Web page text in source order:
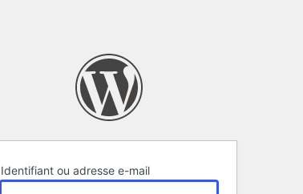
Identifiant ou adresse e-mail